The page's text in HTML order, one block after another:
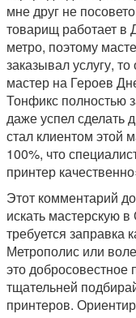
мне друг не
товарищ работает в
метро, поэтому
заказывал услугу,
мастер на Героев
Тонфикс полностью
даже успел сделать
стал клиентом этой
100%, что
принтер
Этот комментарий
искать мастерскую
требуется заправка
Метрополис или
это добросовестное
тщательней
принтеров.